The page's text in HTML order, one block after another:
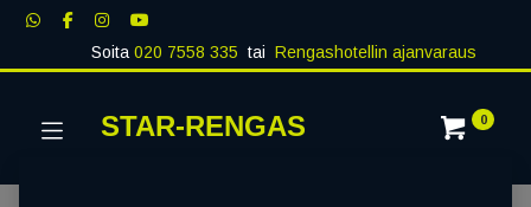
Soita020 7558 335 tai Rengashotellin ajanvaraus
STAR-RENGAS 0